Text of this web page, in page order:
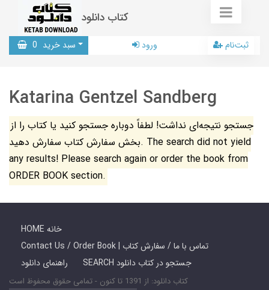
کتاب دانلود
سبد خرید 0 ورود ثبت‌نام
Katarina Gentzel Sandberg
جستجو نتیجه‌ای نداشت! لطفاً دوباره جستجو کنید یا کتاب را از
بخش سفارش کتاب سفارش دهید. The search did not yield
any results! Please search again or order the book from
ORDER BOOK section.
HOME خانه
Contact Us / Order Book | تماس با ما / سفارش کتاب
راهنمای دانلود
SEARCH جستجو در کتاب دانلود
کتاب دانلود: از 1391 تا کنون - تمامی حقوق محفوظ است